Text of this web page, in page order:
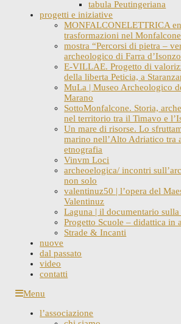
tabula Peutingeriana
progetti e iniziative
MONFALCONELETTRICA
trasformazioni nel
mostra “Percorsi di pietra –
archeologico di Farra
E-VILLAE. Progetto di
della liberta Peticia, a
MuLa | Museo Archeologico
Marano
SottoMonfalcone. Storia,
nel territorio tra il Timavo e
Un mare di risorse. Lo
marino nell’Alto Adriatico tra
etnografia
Vinvm Loci
archeoelogica/ incontri
non solo
valentinuz50 | l’opera del
Valentinuz
Laguna | il documentario
Progetto Scuole – didattica in
Strade & Incanti
nuove
dal passato
video
contatti
Skip
content
Menu
l’associazione